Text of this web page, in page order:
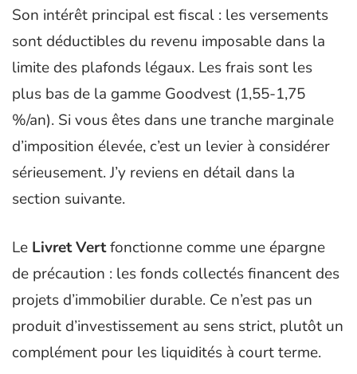
Son intérêt principal est fiscal : les versements
sont déductibles du revenu imposable dans la
limite des plafonds légaux. Les frais sont les
plus bas de la gamme Goodvest (1,55-1,75
%/an). Si vous êtes dans une tranche marginale
d’imposition élevée, c’est un levier à considérer
sérieusement. J’y reviens en détail dans la
section suivante.
Le Livret Vertfonctionne comme une épargne
de précaution : les fonds collectés financent des
projets d’immobilier durable. Ce n’est pas un
produit d’investissement au sens strict, plutôt un
complément pour les liquidités à court terme.